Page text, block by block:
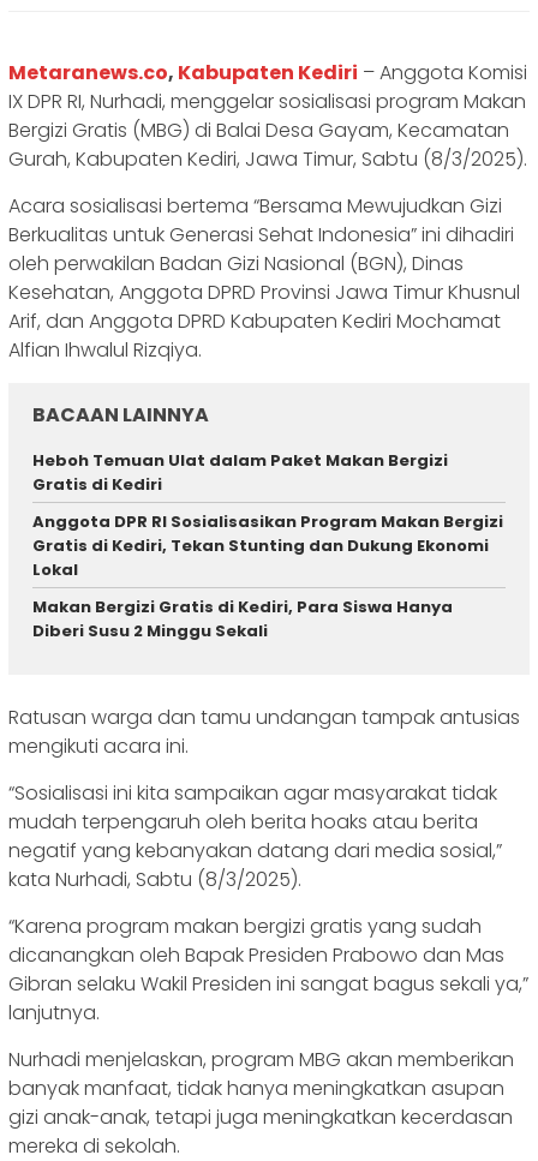
Metaranews.co, Kabupaten Kediri – Anggota Komisi
IX DPR RI, Nurhadi, menggelar sosialisasi program Makan
Bergizi Gratis (MBG) di Balai Desa Gayam, Kecamatan
Gurah, Kabupaten Kediri, Jawa Timur, Sabtu (8/3/2025).
Acara sosialisasi bertema “Bersama Mewujudkan Gizi
Berkualitas untuk Generasi Sehat Indonesia” ini dihadiri
oleh perwakilan Badan Gizi Nasional (BGN), Dinas
Kesehatan, Anggota DPRD Provinsi Jawa Timur Khusnul
Arif, dan Anggota DPRD Kabupaten Kediri Mochamat
Alfian Ihwalul Rizqiya.
BACAAN LAINNYA
Heboh Temuan Ulat dalam Paket Makan Bergizi
Gratis di Kediri
Anggota DPR RI Sosialisasikan Program Makan Bergizi
Gratis di Kediri, Tekan Stunting dan Dukung Ekonomi
Lokal
Makan Bergizi Gratis di Kediri, Para Siswa Hanya
Diberi Susu 2 Minggu Sekali
Ratusan warga dan tamu undangan tampak antusias
mengikuti acara ini.
“Sosialisasi ini kita sampaikan agar masyarakat tidak
mudah terpengaruh oleh berita hoaks atau berita
negatif yang kebanyakan datang dari media sosial,”
kata Nurhadi, Sabtu (8/3/2025).
“Karena program makan bergizi gratis yang sudah
dicanangkan oleh Bapak Presiden Prabowo dan Mas
Gibran selaku Wakil Presiden ini sangat bagus sekali ya,”
lanjutnya.
Nurhadi menjelaskan, program MBG akan memberikan
banyak manfaat, tidak hanya meningkatkan asupan
gizi anak-anak, tetapi juga meningkatkan kecerdasan
mereka di sekolah.